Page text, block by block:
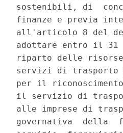
sostenibili, di
finanze e previa
all'articolo 8 del
adottare entro il
riparto delle
servizi di trasporto
per il
il servizio di
alle imprese di
governativa  della